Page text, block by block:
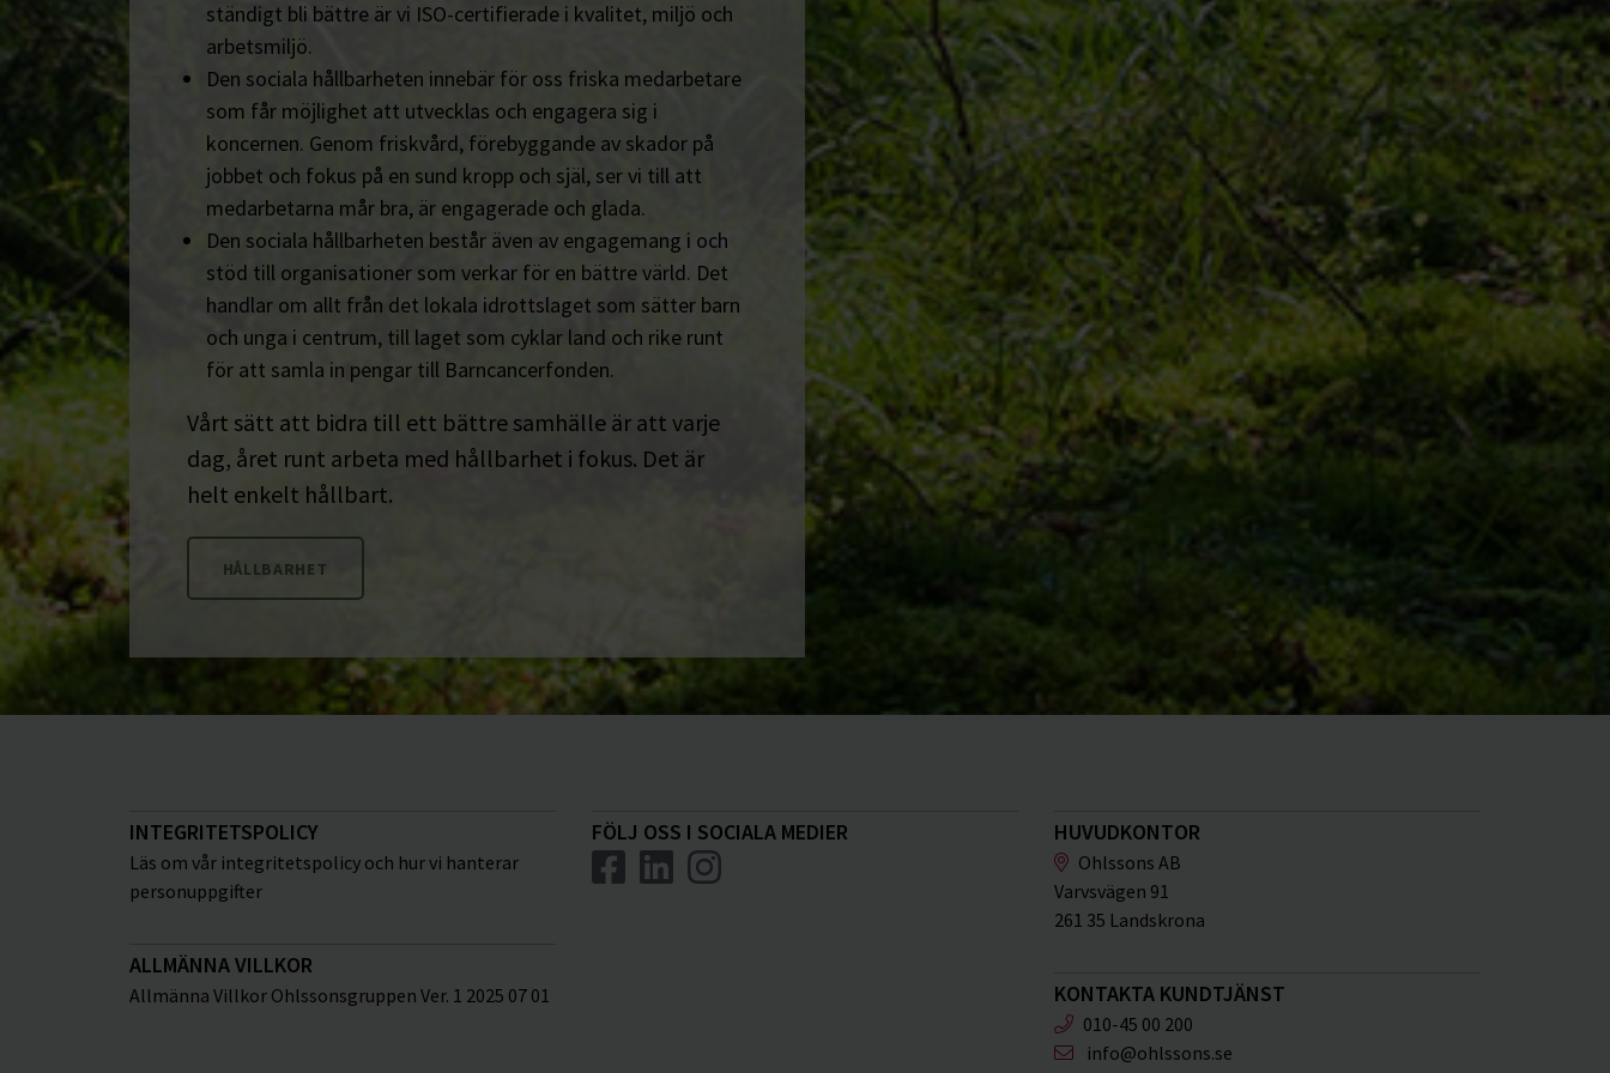
ständigt bli bättre är vi ISO-certifierade i kvalitet, miljö och
arbetsmiljö.
Den sociala hållbarheten innebär för oss friska medarbetare
som får möjlighet att utvecklas och engagera sig i
koncernen. Genom friskvård, förebyggande av skador på
jobbet och fokus på en sund kropp och själ, ser vi till att
medarbetarna mår bra, är engagerade och glada.
Den sociala hållbarheten består även av engagemang i och
stöd till organisationer som verkar för en bättre värld. Det
handlar om allt från det lokala idrottslaget som sätter barn
och unga i centrum, till laget som cyklar land och rike runt
för att samla in pengar till Barncancerfonden.
Vårt sätt att bidra till ett bättre samhälle är att varje
dag, året runt arbeta med hållbarhet i fokus. Det är
helt enkelt hållbart.
HÅLLBARHET
INTEGRITETSPOLICY
Läs om vår integritetspolicy och hur vi hanterar
personuppgifter
ALLMÄNNA VILLKOR
Allmänna Villkor Ohlssonsgruppen Ver. 1 2025 07 01
FÖLJ OSS I SOCIALA MEDIER HUVUDKONTOR
Ohlssons AB
Varvsvägen 91
261 35 Landskrona
KONTAKTA KUNDTJÄNST
010-45 00 200
info@ohlssons.se